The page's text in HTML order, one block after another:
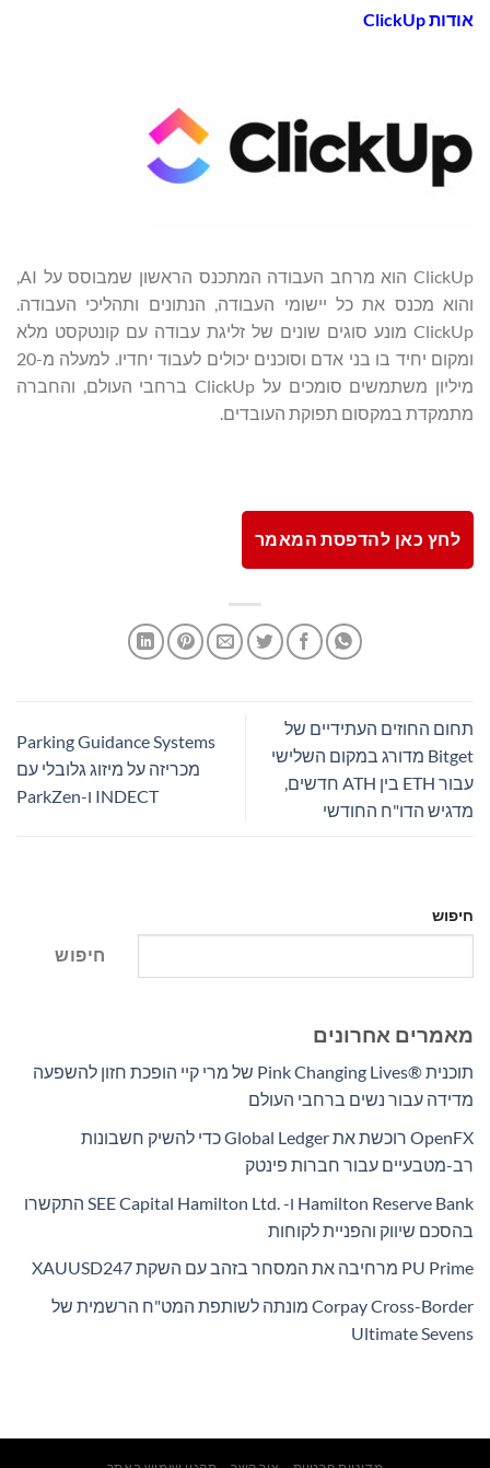
אודותClickUp
ClickUp הוא מרחב העבודה המתכנס הראשון שמבוסס על AI,
והוא מכנס את כל יישומי העבודה, הנתונים ותהליכי העבודה.
ClickUp מונע סוגים שונים של זליגת עבודה עם קונטקסט מלא
ומקום יחיד בו בני אדם וסוכנים יכולים לעבוד יחדיו. למעלה מ-20
מיליון משתמשים סומכים על ClickUp ברחבי העולם, והחברה
מתמקדת במקסום תפוקת העובדים.
לחץ כאן להדפסת המאמר
תחום החוזים העתידיים של
Bitget מדורג במקום השלישי
עבור ETH בין ATH חדשים,
מדגיש הדו"ח החודשי
Parking Guidance Systems
מכריזה על מיזוג גלובלי עם
INDECT ו-ParkZen
חיפוש
חיפוש
מאמרים אחרונים
תוכנית Pink Changing Lives®‎ של מרי קיי הופכת חזון להשפעה
מדידה עבור נשים ברחבי העולם
OpenFX רוכשת את Global Ledger כדי להשיק חשבונות
רב-מטבעיים עבור חברות פינטק
Hamilton Reserve Bank ו- SEE Capital Hamilton Ltd.‎ התקשרו
בהסכם שיווק והפניית לקוחות
PU Prime מרחיבה את המסחר בזהב עם השקת XAUUSD247
Corpay Cross-Border מונתה לשותפת המט"ח הרשמית של
Ultimate Sevens